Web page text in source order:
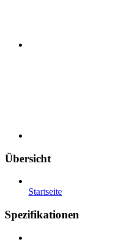
Übersicht
Startseite
Spezifikationen